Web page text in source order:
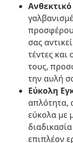
σας
τέντες και
τους,
την αυλή
Εύκολη
απλότητα,
εύκολα με
επιπλέον